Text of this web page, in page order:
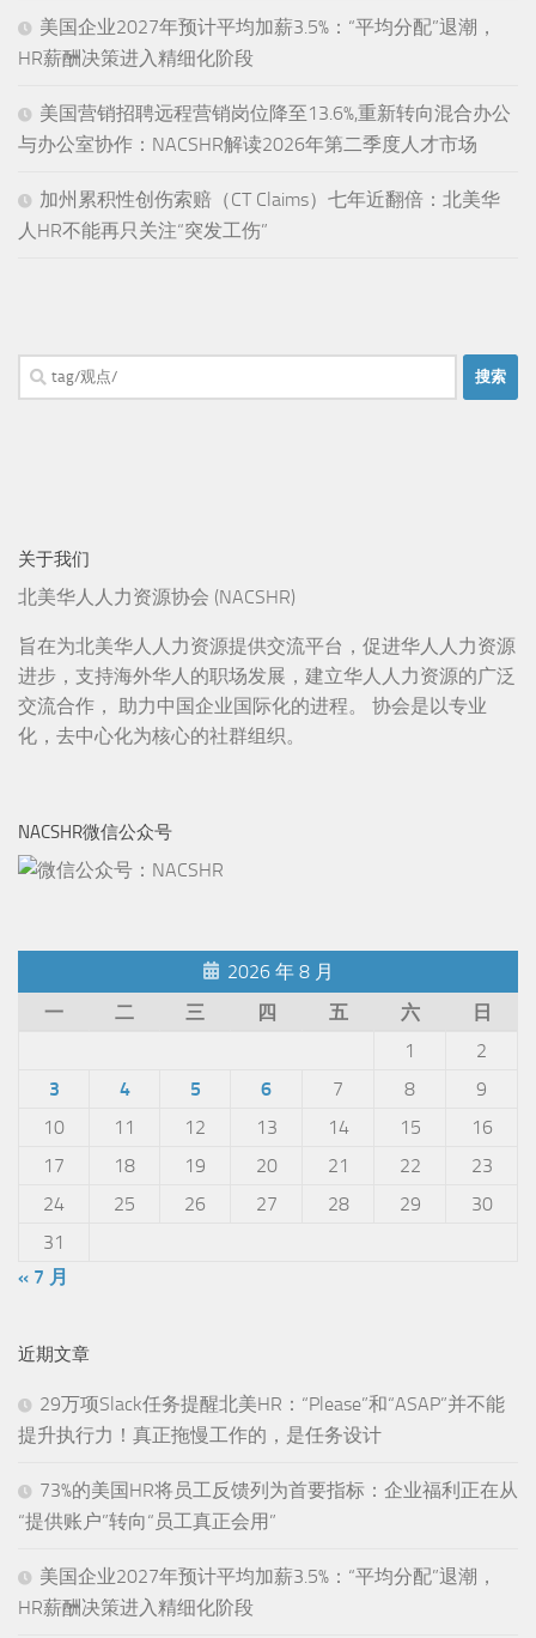
美国企业2027年预计平均加薪3.5%：“平均分配”退潮，
HR薪酬决策进入精细化阶段
美国营销招聘远程营销岗位降至13.6%,重新转向混合办公
与办公室协作：NACSHR解读2026年第二季度人才市场
加州累积性创伤索赔（CT Claims）七年近翻倍：北美华
人HR不能再只关注“突发工伤”
搜
索：
关于我们
北美华人人力资源协会 (NACSHR)
旨在为北美华人人力资源提供交流平台，促进华人人力资源
进步，支持海外华人的职场发展，建立华人人力资源的广泛
交流合作， 助力中国企业国际化的进程。 协会是以专业
化，去中心化为核心的社群组织。
NACSHR微信公众号
2026 年 8 月
一
二 三 四 五 六
日
1
2
3
4 5 6 7 8
9
10
11 12 13 14 15
16
17
18 19 20 21 22
23
24
25 26 27 28 29
30
31
« 7 月
近期文章
29万项Slack任务提醒北美HR：“Please”和“ASAP”并不能
提升执行力！真正拖慢工作的，是任务设计
73%的美国HR将员工反馈列为首要指标：企业福利正在从
“提供账户”转向“员工真正会用”
美国企业2027年预计平均加薪3.5%：“平均分配”退潮，
HR薪酬决策进入精细化阶段